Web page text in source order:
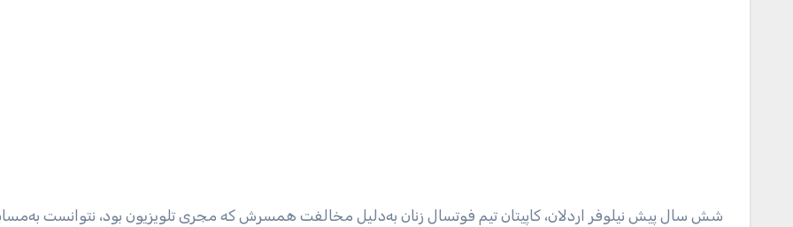
شش سال پیش نیلوفر اردلان، کاپیتان تیم فوتسال زنان به‌دلیل مخالفت همسرش که مجری تلویزیون بود، نتوانست